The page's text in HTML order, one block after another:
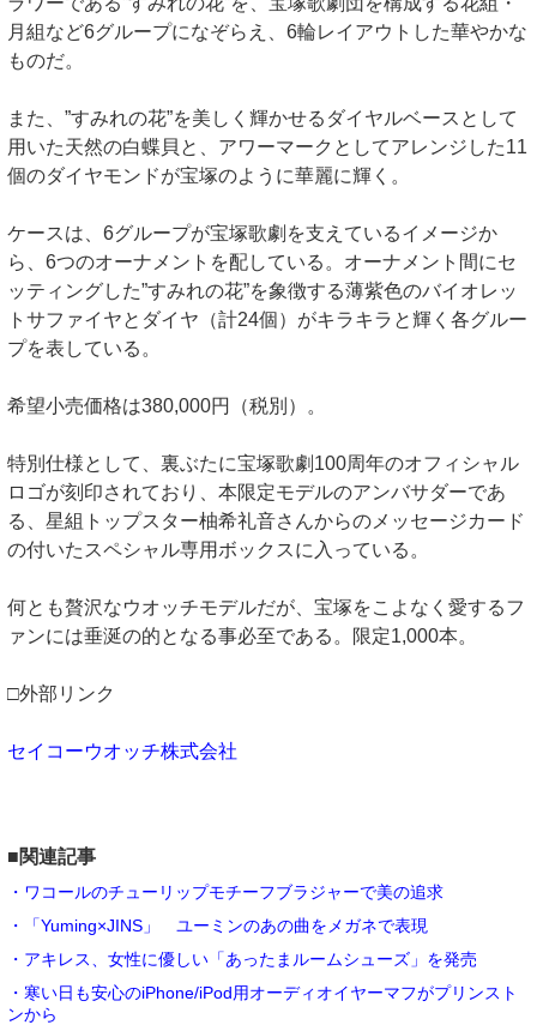
月組など6グループになぞらえ、6輪レイアウトした華やかな
ものだ。
また、”すみれの花”を美しく輝かせるダイヤルベースとして
用いた天然の白蝶貝と、アワーマークとしてアレンジした11
個のダイヤモンドが宝塚のように華麗に輝く。
ケースは、6グループが宝塚歌劇を支えているイメージか
ら、6つのオーナメントを配している。オーナメント間にセ
ッティングした”すみれの花”を象徴する薄紫色のバイオレッ
トサファイヤとダイヤ（計24個）がキラキラと輝く各グルー
プを表している。
希望小売価格は380,000円（税別）。
特別仕様として、裏ぶたに宝塚歌劇100周年のオフィシャル
ロゴが刻印されており、本限定モデルのアンバサダーであ
る、星組トップスター柚希礼音さんからのメッセージカード
の付いたスペシャル専用ボックスに入っている。
何とも贅沢なウオッチモデルだが、宝塚をこよなく愛するフ
ァンには垂涎の的となる事必至である。限定1,000本。
□外部リンク
セイコーウオッチ株式会社
■関連記事
・ワコールのチューリップモチーフブラジャーで美の追求
・「Yuming×JINS」 ユーミンのあの曲をメガネで表現
・アキレス、女性に優しい「あったまルームシューズ」を発売
・寒い日も安心のiPhone/iPod用オーディオイヤーマフがプリンスト
ンから